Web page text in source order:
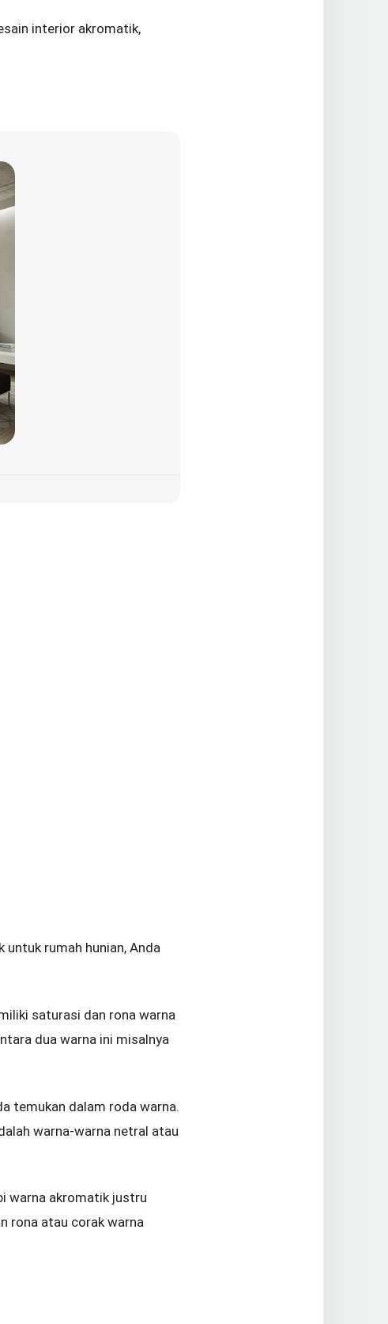
interior akromatik,
rumah hunian, Anda
saturasi dan rona warna
dua warna ini misalnya
temukan dalam roda warna.
warna-warna netral atau
warna akromatik justru
rona atau corak warna